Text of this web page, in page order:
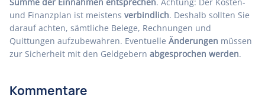
und Finanzplan ist meistens verbindlich. Deshalb sollten Sie
darauf achten, sämtliche Belege, Rechnungen und
Quittungen aufzubewahren. Eventuelle Änderungen müssen
zur Sicherheit mit den Geldgebern abgesprochen werden.
Kommentare